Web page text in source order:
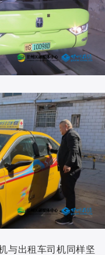
与出租车司机同样坚